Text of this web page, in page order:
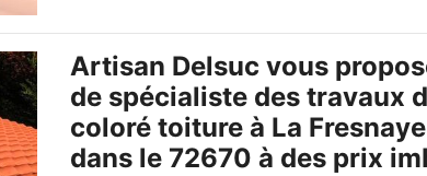
Artisan Delsuc vous
de spécialiste des travaux
coloré toiture à La
dans le 72670 à des prix